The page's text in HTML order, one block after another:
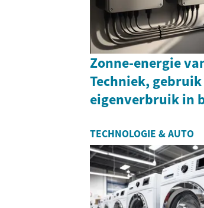
Zonne-energie
Techniek, gebruik
eigenverbruik in
TECHNOLOGIE & AUTO